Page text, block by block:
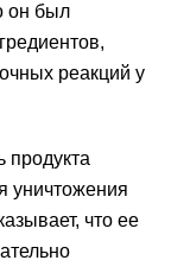
он был
реакций у
продукта
уничтожения
что ее